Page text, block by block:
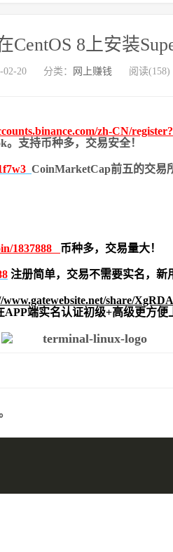
CentOS 8上安装
02-20 分类： 网上赚钱 阅读(158)
zh-CN/
。支持币种多，交易安全！
CoinMarketCap前五的交易
1837888 币种多，交易量大！
注册简单，交易不需要实名，新
www.gatewebsite.net/share/
端实名认证初级+高级更方便